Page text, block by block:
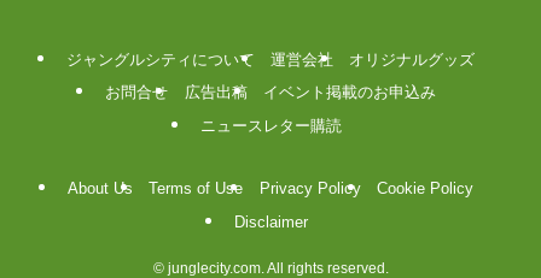
ジャングルシティについて 運営会社
オリジナルグッズ
お問合せ
広告出稿
イベント掲載のお申込み
ニュースレター購読
About Us Terms of Use Privacy Policy
Cookie Policy
Disclaimer
©junglecity.com. All rights reserved.